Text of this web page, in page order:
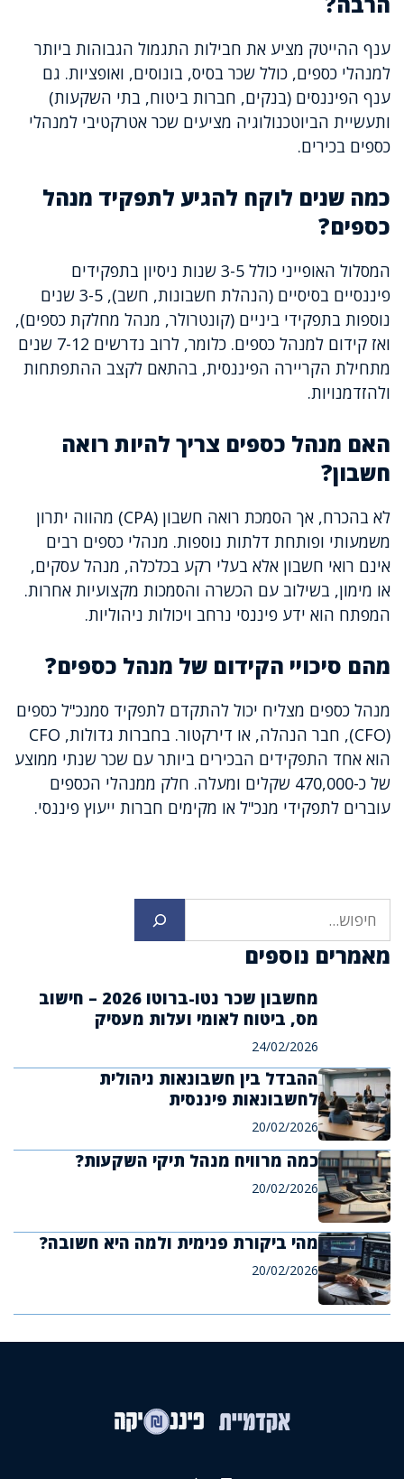
ענף ההייטק מציע את חבילות התגמול הגבוהות ביותר
למנהלי כספים, כולל שכר בסיס, בונוסים, ואופציות. גם
ענף הפיננסים (בנקים, חברות ביטוח, בתי השקעות)
ותעשיית הביוטכנולוגיה מציעים שכר אטרקטיבי למנהלי
כספים בכירים.
כמה שנים לוקח להגיע לתפקיד מנהל
כספים?
המסלול האופייני כולל 3-5 שנות ניסיון בתפקידים
פיננסיים בסיסיים (הנהלת חשבונות, חשב), 3-5 שנים
נוספות בתפקידי ביניים (קונטרולר, מנהל מחלקת כספים),
ואז קידום למנהל כספים. כלומר, לרוב נדרשים 7-12 שנים
מתחילת הקריירה הפיננסית, בהתאם לקצב ההתפתחות
ולהזדמנויות.
האם מנהל כספים צריך להיות רואה
חשבון?
לא בהכרח, אך הסמכת רואה חשבון (CPA) מהווה יתרון
משמעותי ופותחת דלתות נוספות. מנהלי כספים רבים
אינם רואי חשבון אלא בעלי רקע בכלכלה, מנהל עסקים,
או מימון, בשילוב עם הכשרה והסמכות מקצועיות אחרות.
המפתח הוא ידע פיננסי נרחב ויכולות ניהוליות.
מהם סיכויי הקידום של מנהל כספים?
מנהל כספים מצליח יכול להתקדם לתפקיד סמנכ"ל כספים
(CFO), חבר הנהלה, או דירקטור. בחברות גדולות, CFO
הוא אחד התפקידים הבכירים ביותר עם שכר שנתי ממוצע
של כ-470,000 שקלים ומעלה. חלק ממנהלי הכספים
עוברים לתפקידי מנכ"ל או מקימים חברות ייעוץ פיננסי.
מאמרים נוספים
מחשבון שכר נטו-ברוטו 2026 – חישוב
מס, ביטוח לאומי ועלות מעסיק
24/02/2026
ההבדל בין חשבונאות ניהולית
לחשבונאות פיננסית
20/02/2026
כמה מרוויח מנהל תיקי השקעות?
20/02/2026
מהי ביקורת פנימית ולמה היא חשובה?
20/02/2026